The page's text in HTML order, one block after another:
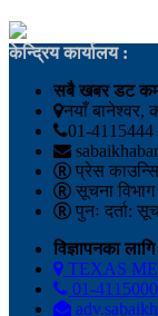
केन्द्रिय कार्यालय :
सबै खबर डट
नयाँ बानेश्वर,
01-4115444
प्रेस
सूचना
पुनः दर्ता:
विज्ञापनका
TEXAS
01-